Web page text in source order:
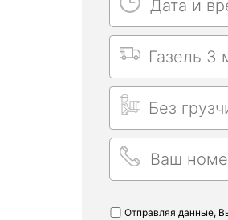
Выбрать машину
Длительность
Ваш номер
Ваш
Отправляя данные,